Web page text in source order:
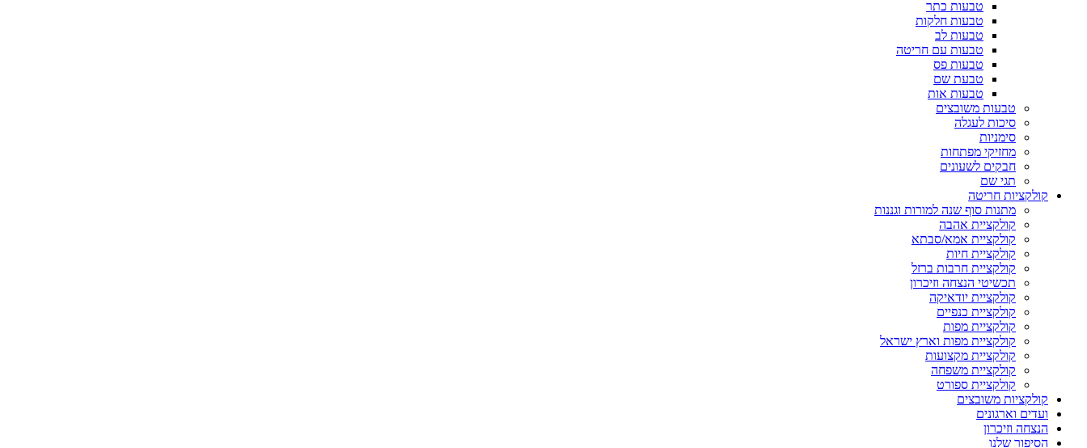
טבעות כתר
טבעות חלקות
טבעות לב
טבעות עם חריטה
טבעות פס
טבעת שם
טבעות אות
טבעות משובצים
סיכות לעגלה
סימניות
מחזיקי מפתחות
חבקים לשעונים
תגי שם
קולקציות חריטה
מתנות סוף שנה למורות וגננות
קולקציית אהבה
קולקציית אמא/סבתא
קולקציית חיות
קולקציית חרבות ברזל
תכשיטי הנצחה וזיכרון
קולקציית יודאיקה
קולקציית כנפיים
קולקציית מפות
קולקציית מפות וארץ ישראל
קולקציית מקצועות
קולקציית משפחה
קולקציית ספורט
קולקציות משובצים
ועדים וארגונים
הנצחה וזיכרון
הסיפור שלנו